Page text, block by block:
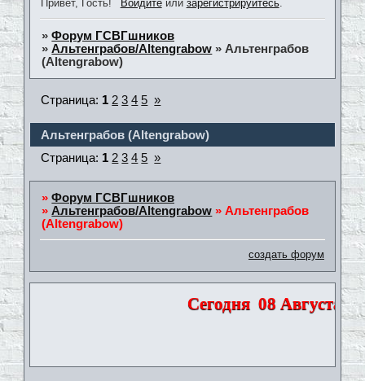
Привет, Гость! Войдитеили зарегистрируйтесь.
»Форум ГСВГшников
»Альтенграбов/Altengrabow »Альтенграбов
(Altengrabow)
Альтенграбов (Altengrabow)
Страница: 1 2 3 4 5 »
Страница: 1 2 3 4 5 »
»Форум ГСВГшников
» Альтенграбов/Altengrabow »Альтенграбов
(Altengrabow)
создать форум
Сегодня 08 Августа